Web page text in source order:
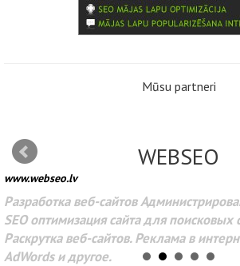
Mūsu partneri
WEBSEO
www.webseo.lv
Разработка веб-сайтов
SEO оптимизация сайта для поисковых
Раскрутка веб-сайтов. Реклама в
AdWords и другое.